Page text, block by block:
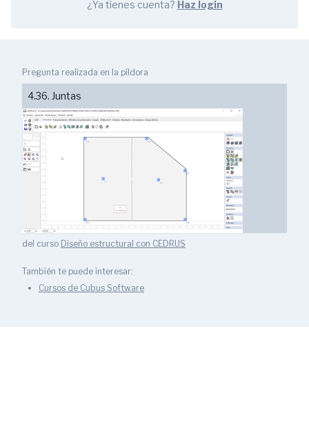
¿Ya tienes cuenta? Haz login
Pregunta realizada en la píldora
4.36. Juntas
del curso Diseño estructural con CEDRUS
También te puede interesar:
Cursos de Cubus Software